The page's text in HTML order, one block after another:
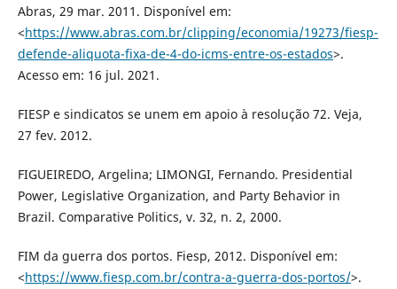
Abras, 29 mar. 2011. Disponível em:
<https://www.abras.com.br/clipping/economia/19273/fiesp-
defende-aliquota-fixa-de-4-do-icms-entre-os-estados>.
Acesso em: 16 jul. 2021.
FIESP e sindicatos se unem em apoio à resolução 72. Veja,
27 fev. 2012.
FIGUEIREDO, Argelina; LIMONGI, Fernando. Presidential
Power, Legislative Organization, and Party Behavior in
Brazil. Comparative Politics, v. 32, n. 2, 2000.
FIM da guerra dos portos. Fiesp, 2012. Disponível em:
<https://www.fiesp.com.br/contra-a-guerra-dos-portos/>.